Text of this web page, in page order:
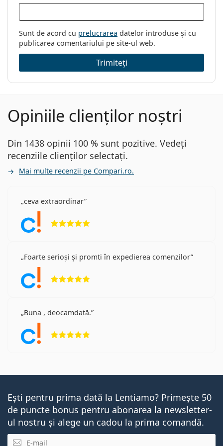
Sunt de acord cu prelucrarea datelor introduse și cu
publicarea comentariului pe site-ul web.
Trimiteți
Opiniile clienților noștri
Din 1438 opinii 100 % sunt pozitive. Vedeți
recenziile clienților selectați.
Mai multe recenzii pe Compari.ro.
ceva extraordinar
Foarte serioși și promti în expedierea comenzilor
Buna , deocamdată.
Ești pentru prima dată la Lentiamo? Primește 50
de puncte bonus pentru abonarea la newsletter-
ul nostru și alege un cadou la prima comandă.
E-mail